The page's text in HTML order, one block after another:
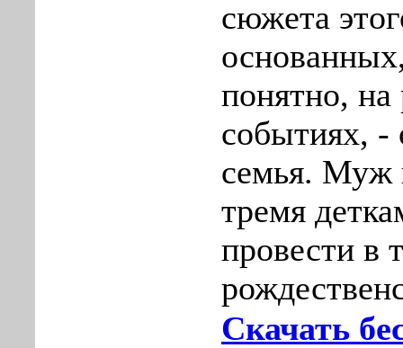
сюжета
понятно,
событиях, -
семья. Муж
тремя
провести в
Скачать